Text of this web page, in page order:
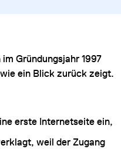
Gründungsjahr 1997
ein Blick zurück zeigt.
erste Internetseite ein,
weil der Zugang